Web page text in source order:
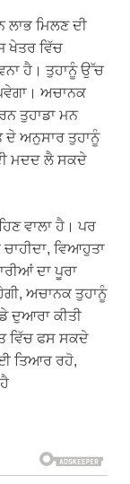
ਮਿਲਣ ਦੀ
ਖੇਤਰ ਵਿੱਚ
ਹੈ। ਤੁਹਾਨੂੰ ਉੱਚ
ਅਚਾਨਕ
ਤੁਹਾਡਾ ਮਨ
ਦੇ ਅਨੁਸਾਰ ਤੁਹਾਨੂੰ
ਮਦਦ ਲੈ ਸਕਦੇ
ਵਾਲਾ ਹੈ। ਪਰ
ਵਿਆਹੁਤਾ
ਦਾ ਪੂਰਾ
ਅਚਾਨਕ ਤੁਹਾਨੂੰ
ਦੁਆਰਾ ਕੀਤੀ
ਵਿੱਚ ਫਸ ਸਕਦੇ
ਤਿਆਰ ਰਹੋ,